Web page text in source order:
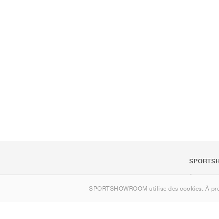
SPORTSHOWROOM utilise des cookies. À
Contact